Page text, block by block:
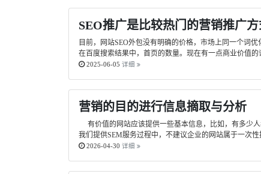
SEO推广是比较热门的营销推广
目前，网站SEO外包没有明确的价格，市场上同一个词
在百度搜索结果中，首页的数量。现在有一点商业价值
2025-06-05 详细
营销的目的进行信息摘取与分析
有价值的网站应该提供一些基本信息，比如，有多少
我们提供SEM服务过程中，不建议企业的网站属于一次
2026-04-30 详细